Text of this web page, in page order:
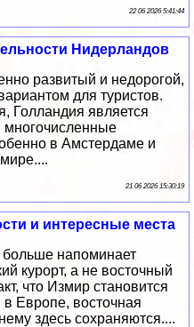
22 06 2026 5:41:44
Нидерландов
развитый и недорогой,
для туристов.
Голландия является
многочисленные
в Амстердаме и
21 06 2026 15:30:19
и интересные места
напоминает
курорт, а не восточный
что Измир становится
Европе, восточная
здесь сохраняются....